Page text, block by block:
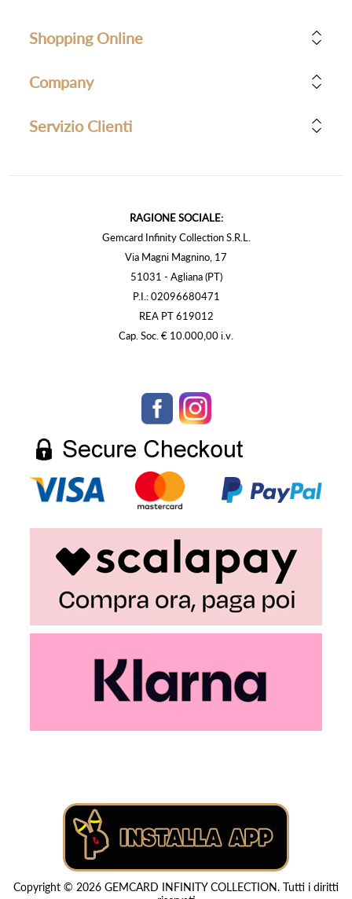
Shopping Online
Company
Servizio Clienti
RAGIONE SOCIALE:
Gemcard Infinity Collection S.R.L.
Via Magni Magnino, 17
51031 - Agliana (PT)
P.I.: 02096680471
REA PT 619012
Cap. Soc. € 10.000,00 i.v.
Copyright © 2026 GEMCARD INFINITY COLLECTION. Tutti i diritti